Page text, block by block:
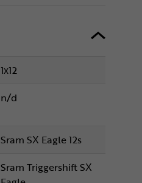
1x12
n/d
Sram SX Eagle 12s
Sram Triggershift SX